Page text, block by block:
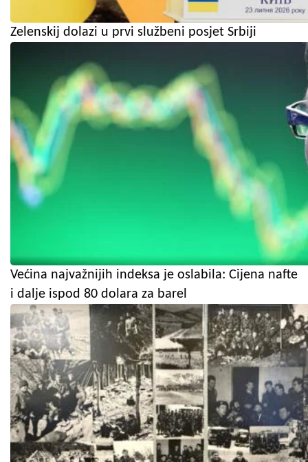
Zelenskij dolazi u prvi službeni posjet Srbiji
Većina najvažnijih indeksa je oslabila: Cijena nafte
i dalje ispod 80 dolara za barel